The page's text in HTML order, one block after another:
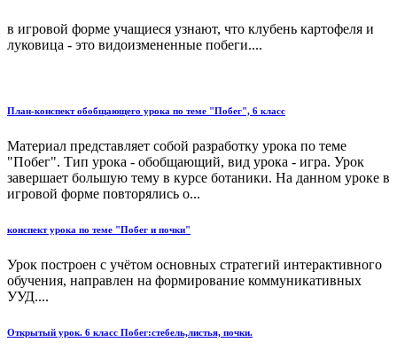
в игровой форме учащиеся узнают, что клубень картофеля и
луковица - это видоизмененные побеги....
План-конспект обобщающего урока по теме "Побег", 6 класс
Материал представляет собой разработку урока по теме
"Побег". Тип урока - обобщающий, вид урока - игра. Урок
завершает большую тему в курсе ботаники. На данном уроке в
игровой форме повторялись о...
конспект урока по теме "Побег и почки"
Урок построен с учётом основных стратегий интерактивного
обучения, направлен на формирование коммуникативных
УУД....
Открытый урок. 6 класс Побег:стебель,листья, почки.